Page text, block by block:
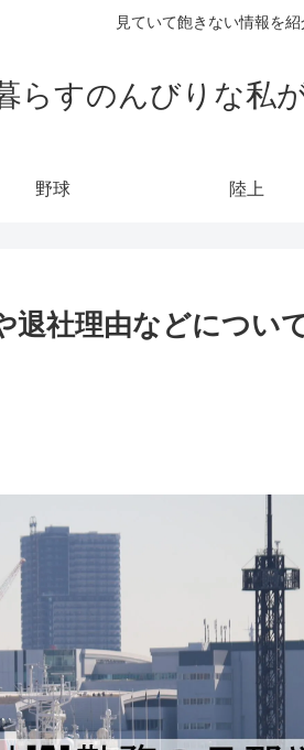
見ていて飽きない情報を紹
らすのんびりな私
野球 陸上
退社理由などについ